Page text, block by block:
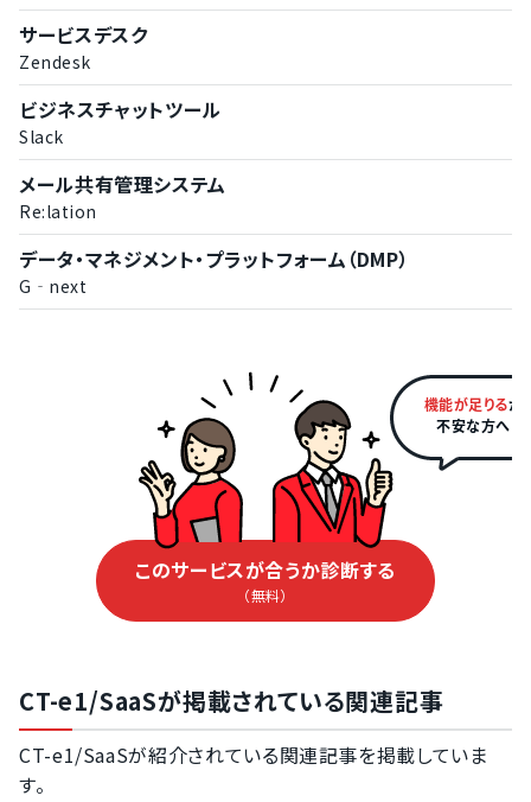
サービスデスク
Zendesk
ビジネスチャットツール
Slack
メール共有管理システム
Re:lation
データ・マネジメント・プラットフォーム（DMP）
G‐next
機能が足りるか
不安な方へ
このサービスが合うか診断する
（無料）
CT-e1/SaaSが掲載されている関連記事
CT-e1/SaaSが紹介されている関連記事を掲載していま
す。